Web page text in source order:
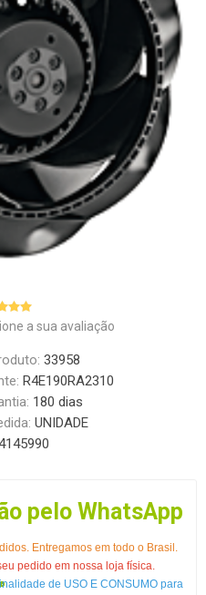
a sua avaliação
33958
R4E190RA2310
180 dias
UNIDADE
pelo WhatsApp
Entregamos em todo o Brasil.
pedido em nossa loja física.
de USO E CONSUMO para